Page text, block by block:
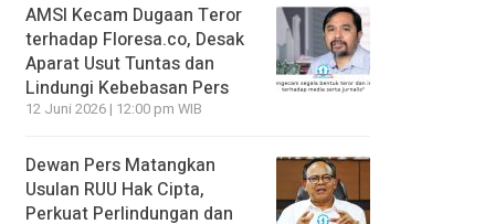
AMSI Kecam Dugaan Teror
terhadap Floresa.co, Desak
Aparat Usut Tuntas dan
Lindungi Kebebasan Pers
12 Juni 2026 | 12:00 pm WIB
Dewan Pers Matangkan
Usulan RUU Hak Cipta,
Perkuat Perlindungan dan